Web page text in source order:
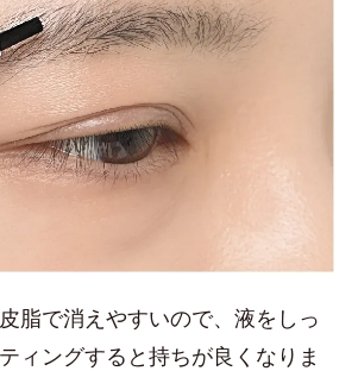
脂で消えやすいので、液をしっ
ィングすると持ちが良くなりま